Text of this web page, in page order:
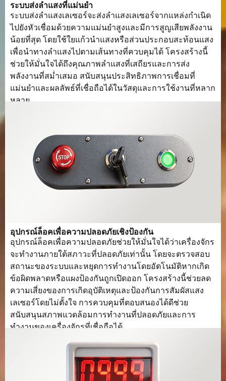
ระบบส่งลำแสงที่แม่นยำ
ระบบส่งลำแสงเลเซอร์จะส่งลำแสงเลเซอร์จากแหล่งกำเนิด
ไปยังหัวเชื่อมด้วยความแม่นยำสูงและมีการสูญเสียพลังงาน
น้อยที่สุด โดยใช้ใยแก้วนำแสงหรือส่วนประกอบสะท้อนแสง
เพื่อนำทางลำแสงไปตามเส้นทางที่ควบคุมได้ โครงสร้างนี้
ช่วยให้มั่นใจได้ถึงคุณภาพลำแสงที่เสถียรและการส่ง
พลังงานที่สม่ำเสมอ สนับสนุนประสิทธิภาพการเชื่อมที่
แม่นยำและผลลัพธ์ที่เชื่อถือได้ในวัสดุและการใช้งานที่หลาก
หลาย.
อุปกรณ์ล็อคเพื่อความปลอดภัยเชิงป้องกัน
อุปกรณ์ล็อคเพื่อความปลอดภัยช่วยให้มั่นใจได้ว่าเครื่องจักร
จะทำงานภายใต้สภาวะที่ปลอดภัยเท่านั้น โดยจะตรวจสอบ
สถานะของระบบและหยุดการทำงานโดยอัตโนมัติหากเกิด
ข้อผิดพลาดหรือแผงป้องกันถูกเปิดออก โครงสร้างนี้ช่วยลด
ความเสี่ยงของการเกิดอุบัติเหตุและป้องกันการสัมผัสแสง
เลเซอร์โดยไม่ตั้งใจ การควบคุมที่ตอบสนองได้ดีช่วย
สนับสนุนสภาพแวดล้อมการทำงานที่ปลอดภัยและการ
ทำงานของเครื่องจักรที่เชื่อถือได้.